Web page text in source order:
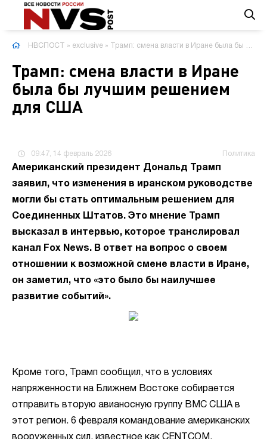
НВСПОСТ » exclusive » Трамп: смена власти в Иране была бы лучшим решением для США
Трамп: смена власти в Иране
была бы лучшим решением
для США
09:47, 14 февраль 2026 Политика
Американский президент Дональд Трамп
заявил, что изменения в иранском руководстве
могли бы стать оптимальным решением для
Соединенных Штатов. Это мнение Трамп
высказал в интервью, которое транслировал
канал Fox News. В ответ на вопрос о своем
отношении к возможной смене власти в Иране,
он заметил, что «это было бы наилучшее
развитие событий».
Кроме того, Трамп сообщил, что в условиях
напряженности на Ближнем Востоке собирается
отправить вторую авианосную группу ВМС США в
этот регион. 6 февраля командование американских
вооруженных сил, известное как CENTCOM,